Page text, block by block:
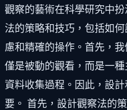
觀察的藝術在科學研究中
法的策略和技巧，包括如
慮和精確的操作。首先，
僅是被動的觀看，而是一
資料收集過程。因此，設
要。 首先，設計觀察法的